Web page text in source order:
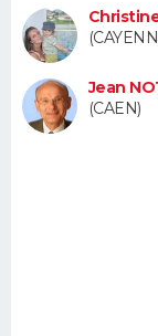
Bricolage
Lifestyle
Culture
Sport
Auto
Television
Voyage
Cinema
Jean
(CAEN)